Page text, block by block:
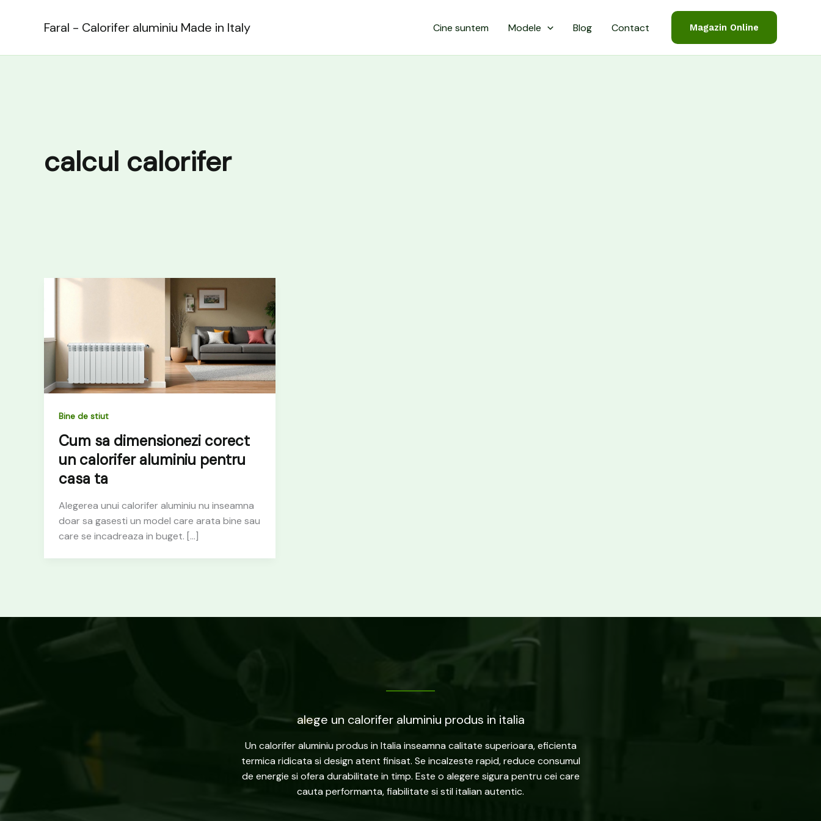
Faral - Calorifer aluminiu Made in Italy Cine suntem Modele Blog Contact Magazin Online
calcul calorifer
Bine de stiut
Cum sa dimensionezi corect
un calorifer aluminiu pentru
casa ta
Alegerea unui calorifer aluminiu nu inseamna
doar sa gasesti un model care arata bine sau
care se incadreaza in buget. […]
alege un calorifer aluminiu produs in italia
Un calorifer aluminiu produs in Italia inseamna calitate superioara, eficienta
termica ridicata si design atent finisat. Se incalzeste rapid, reduce consumul
de energie si ofera durabilitate in timp. Este o alegere sigura pentru cei care
cauta performanta, fiabilitate si stil italian autentic.